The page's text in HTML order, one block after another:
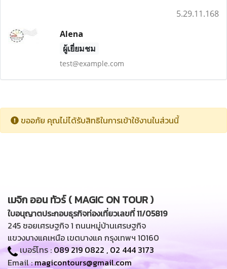
5.29.11.168
Alena
ผู้เยี่ยมชม
test@example.com
ขออภัย คุณไม่ได้รับสิทธิในการเข้าใช้งานในส่วนนี้
เมจิก ออน ทัวร์ ( MAGIC ON TOUR )
ใบอนุญาตประกอบธุรกิจท่องเที่ยวเลขที่ 11/05819
245 ซอยเศรษฐกิจ 1 ถนนหมู่บ้านเศรษฐกิจ
แขวงบางแคเหนือ เขตบางแค กรุงเทพฯ 10160
เบอร์โทร :089 219 0822 , 02 444 3173
Email :magicontours@gmail.com